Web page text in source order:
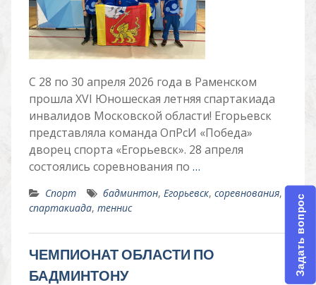
С 28 по 30 апреля 2026 года в Раменском
прошла XVI Юношеская летняя спартакиада
инвалидов Московской области! Егорьевск
представляла команда ОпРсИ «Победа»
дворец спорта «Егорьевск». 28 апреля
состоялись соревнования по …
Спорт бадминтон, Егорьевск, соревнования,
спартакиада, теннис
ЧЕМПИОНАТ ОБЛАСТИ ПО
БАДМИНТОНУ
Задать вопрос